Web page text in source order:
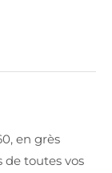
en grès
de toutes vos